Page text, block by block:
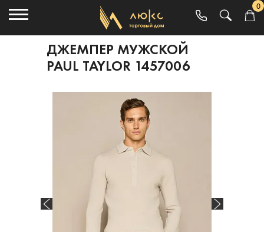
0
ДЖЕМПЕР МУЖСКОЙ
PAUL TAYLOR 1457006